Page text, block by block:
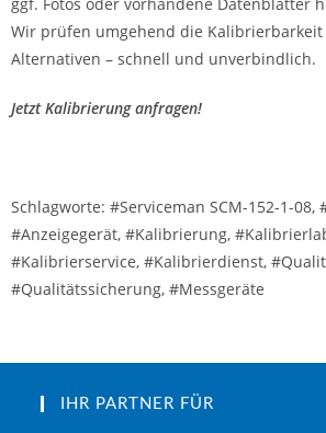
Wir prüfen umgehend die Kalibrierbarkeit
Alternativen – schnell und unverbindlich.
Jetzt Kalibrierung anfragen!
Schlagworte: #Serviceman SCM-152-1-08,
#Anzeigegerät, #Kalibrierung,
#Kalibrierservice, #Kalibrierdienst,
#Qualitätssicherung, #Messgeräte
IHR PARTNER FÜR